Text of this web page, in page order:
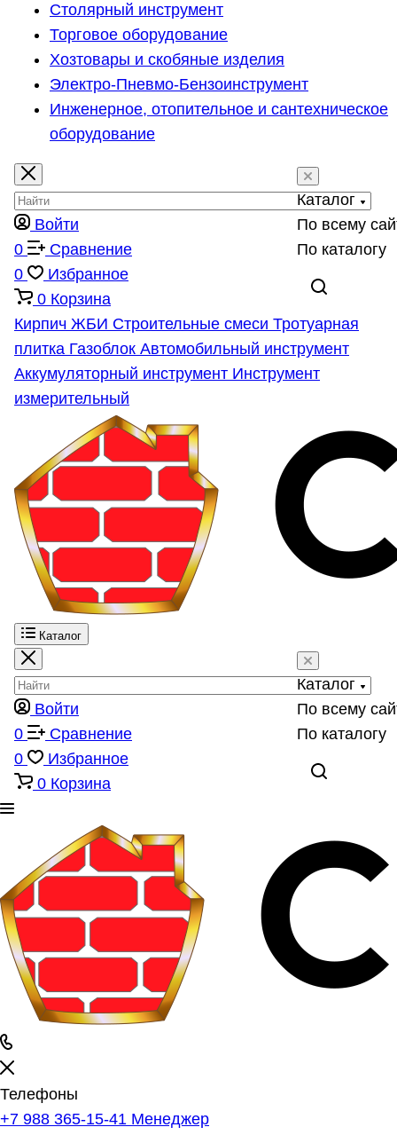
Столярный инструмент
Торговое оборудование
Хозтовары и скобяные изделия
Электро-Пневмо-Бензоинструмент
Инженерное, отопительное и сантехническое
оборудование
Каталог
По всему
По каталогу
Войти
0
Сравнение
0
Избранное
0 Корзина
Кирпич ЖБИ Строительные смеси Тротуарная
плитка Газоблок Автомобильный инструмент
Аккумуляторный инструмент Инструмент
измерительный
Каталог
Каталог
По всему
По каталогу
Войти
0
Сравнение
0
Избранное
0 Корзина
Телефоны
+7 988 365-15-41 Менеджер